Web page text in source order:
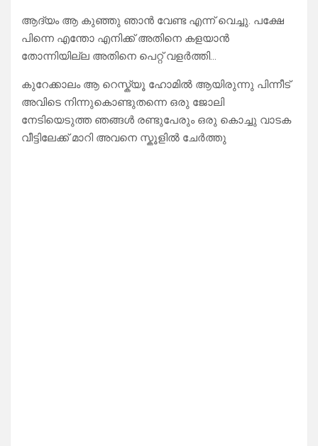
ആദ്യം ആ കുഞ്ഞു ഞാൻ വേണ്ട എന്ന് വെച്ചു. പക്ഷേ
പിന്നെ എന്തോ എനിക്ക് അതിനെ കളയാൻ
തോന്നിയില്ല അതിനെ പെറ്റ് വളർത്തി…
കുറേക്കാലം ആ റെസ്ക്യൂ ഹോമിൽ ആയിരുന്നു പിന്നീട്
അവിടെ നിന്നുകൊണ്ടുതന്നെ ഒരു ജോലി
നേടിയെടുത്ത ഞങ്ങൾ രണ്ടുപേരും ഒരു കൊച്ചു വാടക
വീട്ടിലേക്ക് മാറി അവനെ സ്കൂളിൽ ചേർത്തു